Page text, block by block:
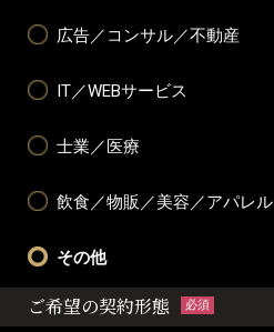
広告／コンサル／不動産
IT／WEBサービス
士業／医療
飲食／物販／美容／アパレル
その他
ご希望の契約形態 必須